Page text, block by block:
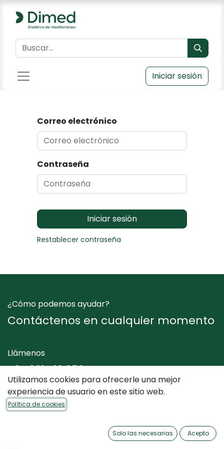
Iniciar sesión
Correo electrónico
Contraseña
Iniciar sesión
Restablecer contraseña
¿Cómo podemos ayudar?
Contáctenos en cualquier momento
Llámenos
+34 961 412 050
Envíenos un mensaje
Utilizamos cookies para ofrecerle una mejor
experiencia de usuario en este sitio web.
Política de cookies
Solo las necesarias Acepto